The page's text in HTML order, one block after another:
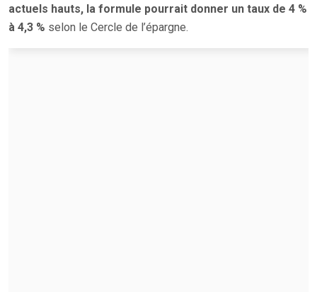
actuels hauts, la formule pourrait donner un taux de 4 %
à 4,3 % selon le Cercle de l’épargne.